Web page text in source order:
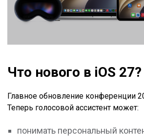
Что нового в iOS 27?
Главное обновление конференции
Теперь голосовой ассистент может:
понимать персональный